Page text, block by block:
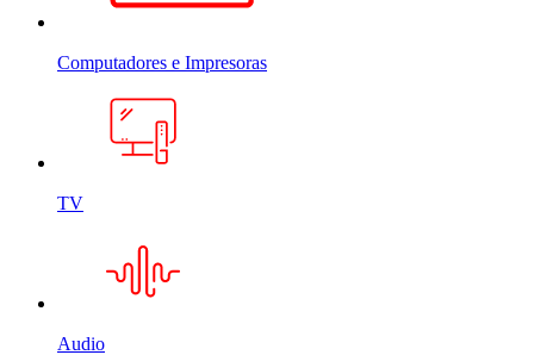
Computadores e Impresoras
TV
Audio